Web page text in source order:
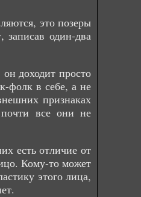
это позеры
записав один-два
доходит просто
фолк в себе, а не
признаках
почти все они не
есть отличие от
Кому-то может
этого лица,